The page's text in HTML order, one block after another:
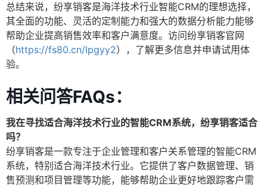
总结来说，纷享销客是海洋技术行业智能CRM的理想选择，
其全面的功能、灵活的定制能力和强大的数据分析能力能够
帮助企业提高销售效率和客户满意度。访问纷享销客官网
（https://fs80.cn/lpgyy2），了解更多信息并申请试用体
验。
相关问答FAQs：
我在寻找适合海洋技术行业的智能CRM系统，纷享销客适合
吗？
纷享销客是一款专注于企业管理和客户关系管理的智能CRM
系统，特别适合海洋技术行业。它提供了客户数据管理、销
售预测和项目管理等功能，能够帮助企业更好地跟踪客户需